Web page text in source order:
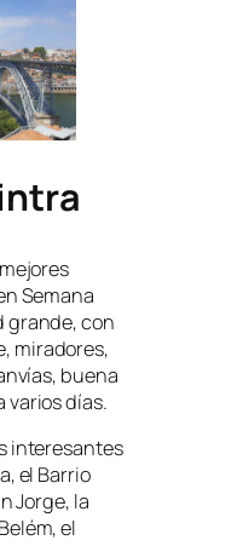
Semana
grande, con
miradores,
buena
varios días.
interesantes
el Barrio
Jorge, la
el